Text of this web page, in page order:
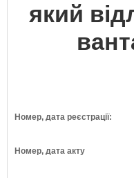
який
Номер, дата реєстрації:
Номер, дата акту